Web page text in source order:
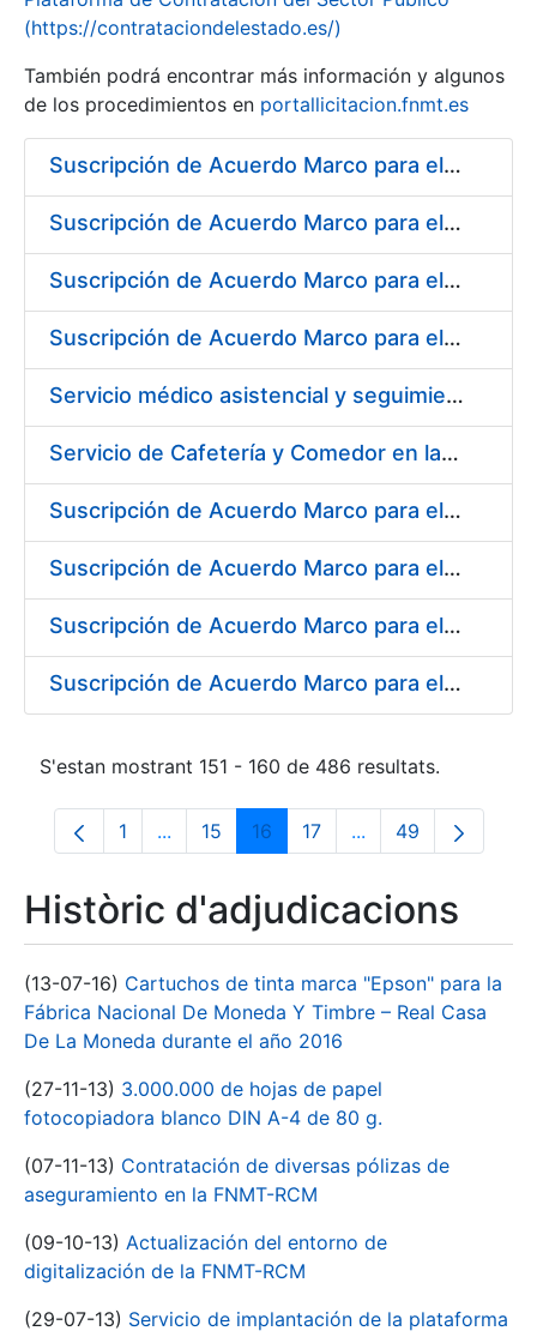
Mostra/Amaga
(https://contrataciondelestado.es/)
También podrá encontrar más información y algunos
de los procedimientos en portallicitacion.fnmt.es
Suscripción de Acuerdo Marco para el Suministro de Acero para la fabricación de puntas para troqueles, punzones y matrices
Suscripción de Acuerdo Marco para el Suministro de Rodamientos y material de Transmisión para la Fábrica de Papel de Seguridad de la FNMT-RCM en Burgos
Suscripción de Acuerdo Marco para el Suministro de Material de Ferretería para la Fábrica de Papel de Seguridad de la FNMT-RCM en Burgos
Suscripción de Acuerdo Marco para el Suministro de Material de Electricidad para la Fábrica de Papel de Seguridad de la FNMT-RCM en Burgos
Servicio médico asistencial y seguimiento del absentismo laboral para la FNMT-RCM en su sede de Burgos
Servicio de Cafetería y Comedor en la Sede Central de la Fábrica Nacional de Moneda y Timbre-Real Casa de la Moneda en Madrid
Suscripción de Acuerdo Marco para el Suministro de Herramienta y Materiales Específicos para Mecanizado
Suscripción de Acuerdo Marco para el Suministro de Material de Electricidad
Suscripción de Acuerdo Marco para el Suministro de Repuestos Específicos de Maquinaria
Suscripción de Acuerdo Marco para el Suministro de Material de Transmisiones de Potencia, Rodamientos, Estanqueidad e Hidráulica
S'estan mostrant 151 - 160 de 486 resultats.
Pàgina
1 ...Pàgines intermèdies Utilitzeu TAB per
Pàgina
15 Pàgina
16 Pàgina
17 ...PàginesPàgina
49
Històric d'adjudicacions
(13-07-16) Cartuchos de tinta marca "Epson" para la
Fábrica Nacional De Moneda Y Timbre – Real Casa
De La Moneda durante el año 2016
(27-11-13) 3.000.000 de hojas de papel
fotocopiadora blanco DIN A-4 de 80 g.
(07-11-13) Contratación de diversas pólizas de
aseguramiento en la FNMT-RCM
(09-10-13) Actualización del entorno de
digitalización de la FNMT-RCM
(29-07-13) Servicio de implantación de la plataforma